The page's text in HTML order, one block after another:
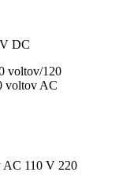
DC
voltov/120
voltov AC